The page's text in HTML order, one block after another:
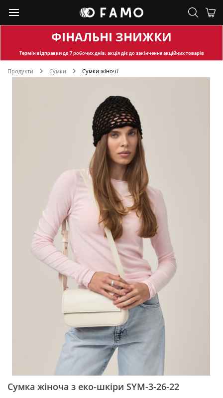
ФІНАЛЬНІ ЗНИЖКИ
Термін відправкидо 7 робочих днів, акція діє до закінчення акційних товарів
Продукти Сумки Сумки жіночі
Сумка жіноча з еко-шкіри SYM-3-26-22